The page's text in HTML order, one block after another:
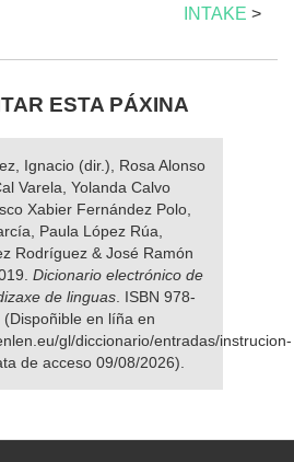
INTAKE >
ESTA PÁXINA
Ignacio (dir.), Rosa Alonso
Varela, Yolanda Calvo
Xabier Fernández Polo,
Paula López Rúa,
Rodríguez & José Ramón
Dicionario electrónico de
de linguas . ISBN 978-
en líña en
gl/diccionario/entradas/instrucion-
de acceso 09/08/2026).